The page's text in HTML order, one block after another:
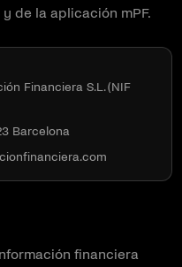
de la aplicación mPF.
Financiera S.L. (NIF
Barcelona
financiera